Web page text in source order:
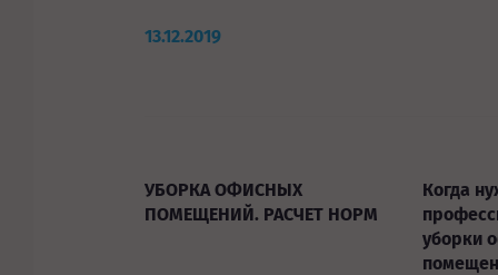
13.12.2019
УБОРКА ОФИСНЫХ
ПОМЕЩЕНИЙ. РАСЧЕТ НОРМ
Когда
уборки